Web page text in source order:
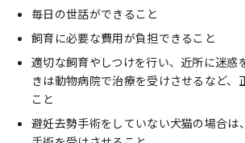
毎日の世話ができること
飼育に必要な費用が負担できること
適切な飼育やしつけを行い、近所に迷惑
きは動物病院で治療を受けさせるなど、
こと
避妊去勢手術をしていない犬猫の場合は